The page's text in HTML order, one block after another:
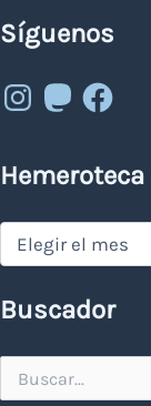
Síguenos
Instagram
MastodonFacebook
Hemeroteca
Hemeroteca
Buscador
por: